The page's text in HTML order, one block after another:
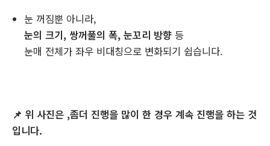
눈 꺼짐뿐 아니라,
눈의 크기, 쌍꺼풀의 폭, 눈꼬리 방향 등
눈매 전체가 좌우 비대칭으로 변화되기 쉽습니다.
📌 위 사진은 ,좀더 진행을 많이 한 경우 계속 진행을 하는 것
입니다.